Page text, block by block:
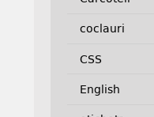
coclauri
CSS
English